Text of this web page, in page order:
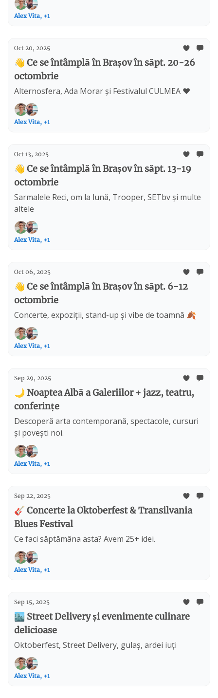
Alex Vita, +1
Oct 20, 2025
👋 Ce se întâmplă în Brașov în săpt. 20-26
octombrie
Alternosfera, Ada Morar și Festivalul CULMEA ❤️
Alex Vita, +1
Oct 13, 2025
👋 Ce se întâmplă în Brașov în săpt. 13-19
octombrie
Sarmalele Reci, om la lună, Trooper, SETbv și multe
altele
Alex Vita, +1
Oct 06, 2025
👋 Ce se întâmplă în Brașov în săpt. 6-12
octombrie
Concerte, expoziții, stand-up și vibe de toamnă 🍂
Alex Vita, +1
Sep 29, 2025
🌙 Noaptea Albă a Galeriilor + jazz, teatru,
conferințe
Descoperă arta contemporană, spectacole, cursuri
și povești noi.
Alex Vita, +1
Sep 22, 2025
🎸 Concerte la Oktoberfest & Transilvania
Blues Festival
Ce faci săptămâna asta? Avem 25+ idei.
Alex Vita, +1
Sep 15, 2025
🏙️ Street Delivery și evenimente culinare
delicioase
Oktoberfest, Street Delivery, gulaș, ardei iuți
Alex Vita, +1